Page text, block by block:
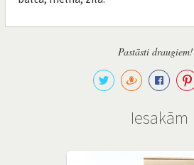
Pastāsti draugiem!
Iesakām